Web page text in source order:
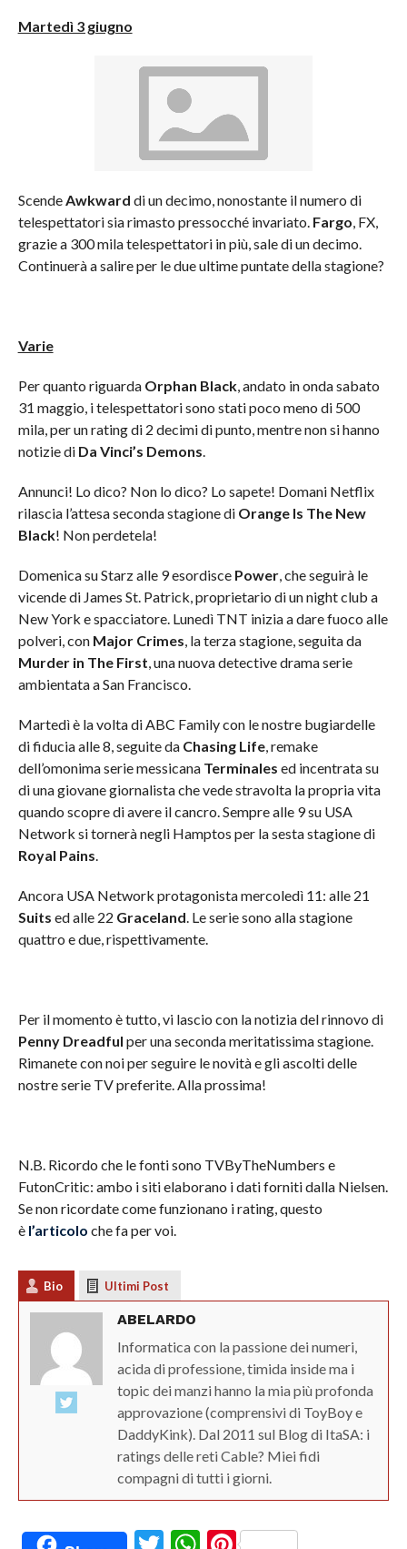
Martedì 3 giugno
ScendeAwkward di un decimo, nonostante il numero di
telespettatori sia rimasto pressocché invariato. Fargo, FX,
grazie a 300 mila telespettatori in più, sale di un decimo.
Continuerà a salire per le due ultime puntate della stagione?
Varie
Per quanto riguarda Orphan Black, andato in onda sabato
31 maggio, i telespettatori sono stati poco meno di 500
mila, per un rating di 2 decimi di punto, mentre non si hanno
notizie di Da Vinci’s Demons.
Annunci! Lo dico? Non lo dico? Lo sapete! Domani Netflix
rilascia l’attesa seconda stagione di Orange Is The New
Black! Non perdetela!
Domenica su Starz alle 9 esordisce Power, che seguirà le
vicende di James St. Patrick, proprietario di un night club a
New York e spacciatore. Lunedì TNT inizia a dare fuoco alle
polveri, con Major Crimes, la terza stagione, seguita da
Murder in The First, una nuova detective drama serie
ambientata a San Francisco.
Martedì è la volta di ABC Family con le nostre bugiardelle
di fiducia alle 8, seguite da Chasing Life, remake
dell’omonima serie messicana Terminales ed incentrata su
di una giovane giornalista che vede stravolta la propria vita
quando scopre di avere il cancro. Sempre alle 9 su USA
Network si tornerà negli Hamptos per la sesta stagione di
Royal Pains.
Ancora USA Network protagonista mercoledì 11: alle 21
Suits ed alle 22 Graceland. Le serie sono alla stagione
quattro e due, rispettivamente.
Per il momento è tutto, vi lascio con la notizia del rinnovo di
Penny Dreadful per una seconda meritatissima stagione.
Rimanete con noi per seguire le novità e gli ascolti delle
nostre serie TV preferite. Alla prossima!
N.B. Ricordo che le fonti sono TVByTheNumbers e
FutonCritic: ambo i siti elaborano i dati forniti dalla Nielsen.
Se non ricordate come funzionano i rating, questo
è l’articolo che fa per voi.
Bio Ultimi Post
ABELARDO
Informatica con la passione dei numeri,
acida di professione, timida inside ma i
topic dei manzi hanno la mia più profonda
approvazione (comprensivi di ToyBoy e
DaddyKink). Dal 2011 sul Blog di ItaSA: i
ratings delle reti Cable? Miei fidi
compagni di tutti i giorni.